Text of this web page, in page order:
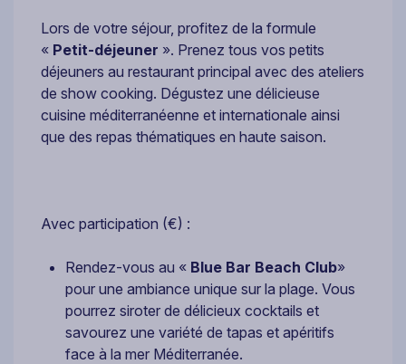
Lors de votre séjour, profitez de la formule
« Petit-déjeuner ». Prenez tous vos petits
déjeuners au restaurant principal avec des ateliers
de show cooking. Dégustez une délicieuse
cuisine méditerranéenne et internationale ainsi
que des repas thématiques en haute saison.
Avec participation (€) :
Rendez-vous au « Blue Bar Beach Club»
pour une ambiance unique sur la plage. Vous
pourrez siroter de délicieux cocktails et
savourez une variété de tapas et apéritifs
face à la mer Méditerranée.